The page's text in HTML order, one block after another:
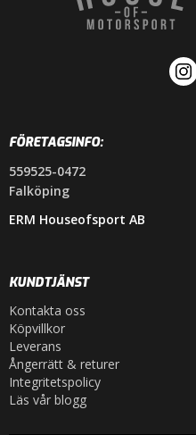
FÖRETAGSINFO:
559525-0472
Falköping
ERM Houseofsport AB
KUNDTJÄNST
Kontakta oss
Köpvillkor
Leverans
Ångerrätt & returer
Integritetspolicy
Läs vår blogg